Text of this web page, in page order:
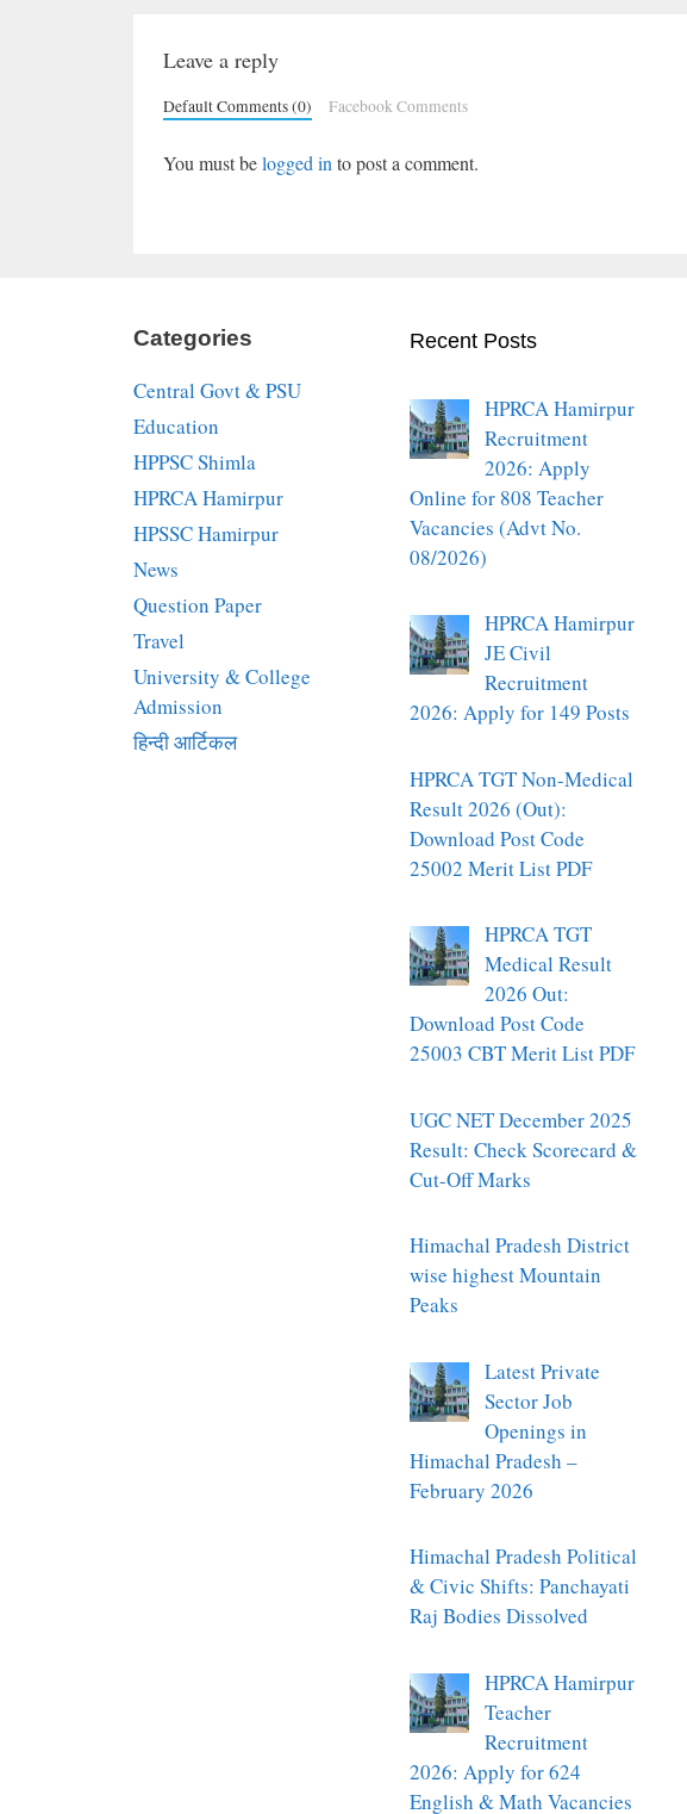
Leave a reply
Default Comments (0) Facebook Comments
You must belogged in to post a comment.
Categories
Central Govt & PSU
Education
HPPSC Shimla
HPRCA Hamirpur
HPSSC Hamirpur
News
Question Paper
Travel
University & College
Admission
हिन्दी आर्टिकल
Recent Posts
HPRCA Hamirpur
Recruitment
2026: Apply
Online for 808 Teacher
Vacancies (Advt No.
08/2026)
HPRCA Hamirpur
JE Civil
Recruitment
2026: Apply for 149 Posts
HPRCA TGT Non-Medical
Result 2026 (Out):
Download Post Code
25002 Merit List PDF
HPRCA TGT
Medical Result
2026 Out:
Download Post Code
25003 CBT Merit List PDF
UGC NET December 2025
Result: Check Scorecard &
Cut-Off Marks
Himachal Pradesh District
wise highest Mountain
Peaks
Latest Private
Sector Job
Openings in
Himachal Pradesh –
February 2026
Himachal Pradesh Political
& Civic Shifts: Panchayati
Raj Bodies Dissolved
HPRCA Hamirpur
Teacher
Recruitment
2026: Apply for 624
English & Math Vacancies